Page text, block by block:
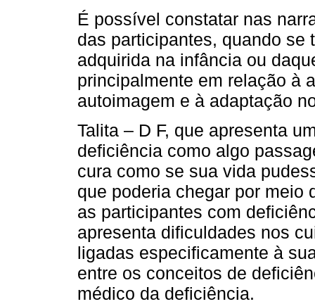
É possível constatar nas
das participantes, quando se
adquirida na infância ou
principalmente em relação à
autoimagem e à adaptação
Talita – D F, que apresenta
deficiência como algo
cura como se sua vida
que poderia chegar por meio
as participantes com
apresenta dificuldades nos
ligadas especificamente à
entre os conceitos de
médico da deficiência.